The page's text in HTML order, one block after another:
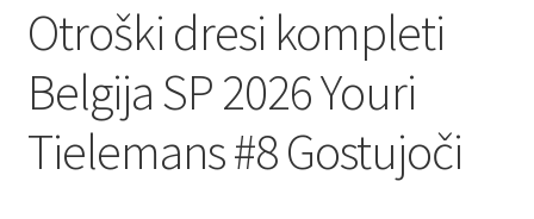
Otroški dresi kompleti
Belgija SP 2026 Youri
Tielemans #8 Gostujoči